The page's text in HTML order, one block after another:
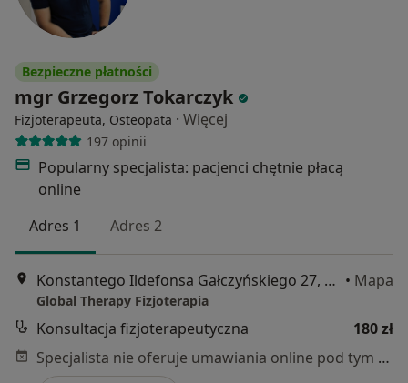
Bezpieczne płatności
mgr Grzegorz Tokarczyk
Fizjoterapeuta, Osteopata · Więcej
197 opinii
Popularny specjalista: pacjenci chętnie płacą
online
Adres 1
Adres 2
Konstantego Ildefonsa Gałczyńskiego 27, Wrocław • Mapa
Global Therapy Fizjoterapia
Konsultacja fizjoterapeutyczna
180 zł
Specjalista nie oferuje umawiania online pod tym adresem.